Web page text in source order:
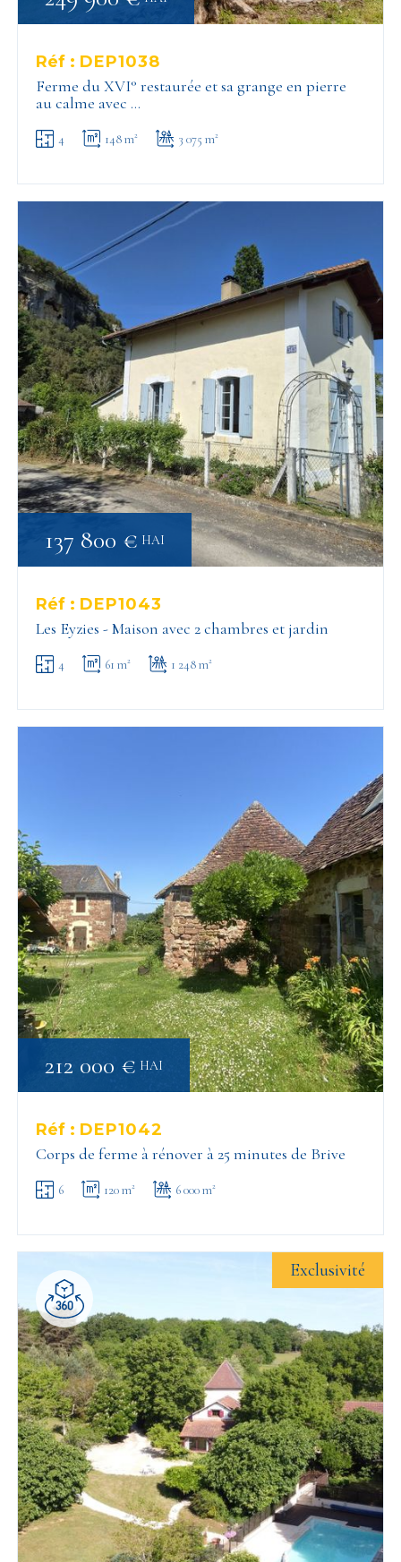
Réf : DEP1038
Ferme du XVI° restaurée et sa grange en pierre
au calme avec …
4 148 m² 3 075 m²
Réf : DEP1043
Les Eyzies - Maison avec 2 chambres et jardin
4 61 m² 1 248 m²
137 800 € HAI
Réf : DEP1042
Corps de ferme à rénover à 25 minutes de Brive
6 120 m² 6 000 m²
212 000 € HAI
Exclusivité